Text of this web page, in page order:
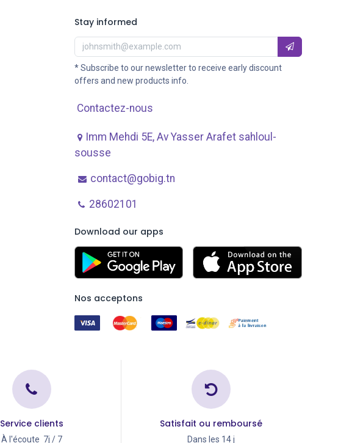
Stay informed
* Subscribe to our newsletter to receive early discount
offers and new products info.
Contactez-nous
Imm Mehdi 5E, Av ​Yasser Arafet sahloul-
sousse
contact@gobig.tn
28602101
Download our apps
Nos acceptons
Service clients
À l'écoute 7j / 7
Satisfait ou remboursé
Dans les 14 j